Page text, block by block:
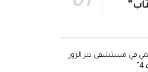
هضمي في مستشفى دير الزور